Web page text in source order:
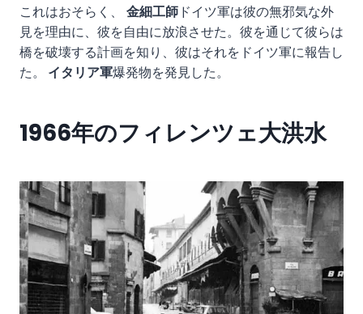
これはおそらく、 金細工師 ドイツ軍は彼の無邪気な外
見を理由に、彼を自由に放浪させた。彼を通じて彼らは
橋を破壊する計画を知り、彼はそれをドイツ軍に報告し
た。
イタリア軍爆発物を発見した。
1966年のフィレンツェ大洪水